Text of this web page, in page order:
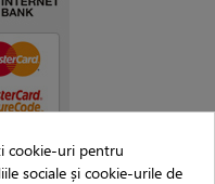
cookie-uri pentru
sociale și cookie-urile de